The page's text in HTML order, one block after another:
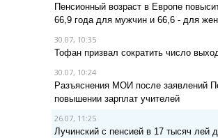
Пенсионный возраст в Европе
66,9 года для мужчин и 66,6 - для
30.07, 10:35
Тофан призвал сократить число
30.07, 10:24
Разъяснения МОИ после заявлений
повышении зарплат учителей
26.07, 11:25
Лучинский с пенсией в 17 тысяч лей